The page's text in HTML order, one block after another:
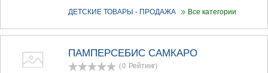
ДЕТСКИЕ ТОВАРЫ - ПРОДАЖА Все категории
ПАМПЕРСЕБИС САМКАРО
(0 Рейтинг)